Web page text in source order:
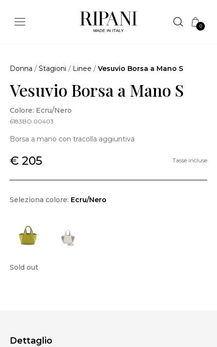
0
Donna / Stagioni / Linee / Vesuvio Borsa a Mano S
Vesuvio Borsa a Mano S
Colore: Ecru/Nero
6183BO.00403
Borsa a mano con tracolla aggiuntiva
€ 205 Tasse incluse
Seleziona colore: Ecru/Nero
Sold out
Dettaglio